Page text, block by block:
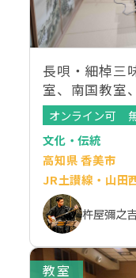
長唄・細棹三
室、南国教室
オンライン可
文化・伝統
高知県 香美市
JR土讃線・山田
杵屋彌之
教室